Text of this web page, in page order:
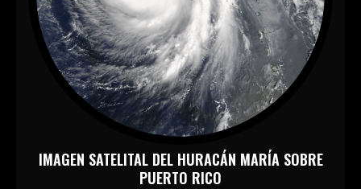
IMAGEN SATELITAL DEL HURACÁN MARÍA SOBRE
PUERTO RICO